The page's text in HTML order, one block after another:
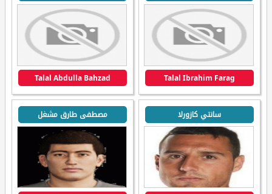
Talal Ibrahim Farag
Talal Abdulla Bahzad
سانتي كازورلا مصطفى طارق مشغل